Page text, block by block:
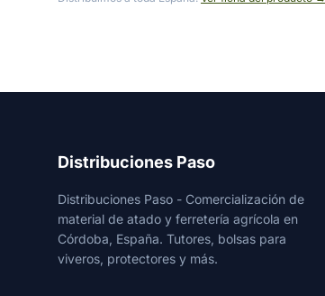
Distribuciones Paso
Distribuciones Paso - Comercialización de
material de atado y ferretería agrícola en
Córdoba, España. Tutores, bolsas para
viveros, protectores y más.